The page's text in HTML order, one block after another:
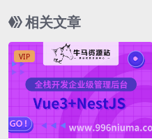
相关文章
VIP